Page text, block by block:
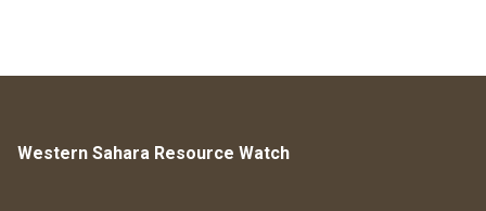
Western Sahara Resource Watch